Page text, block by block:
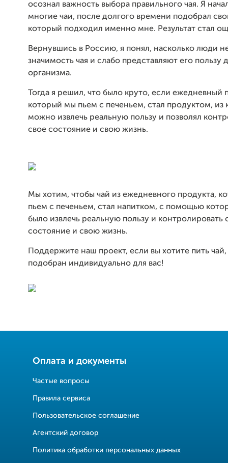
осознал важность выбора правильного чая. Я
многие чаи, после долгого времени подобрал
который подходил именно мне. Результат стал
Вернувшись в Россию, я понял, насколько люди
значимость чая и слабо представляют его пользу
организма.
Тогда я решил, что было круто, если ежедневный
который мы пьем с печеньем, стал продуктом, из
можно извлечь реальную пользу и позволял
свое состояние и свою жизнь.
Мы хотим, чтобы чай из ежедневного продукта,
пьем с печеньем, стал напитком, с помощью
было извлечь реальную пользу и контролировать
состояние и свою жизнь.
Поддержите наш проект, если вы хотите пить
подобран индивидуально для вас!
Оплата и документы
Частые вопросы
Правила сервиса
Пользовательское соглашение
Агентский договор
Политика обработки персональных данных